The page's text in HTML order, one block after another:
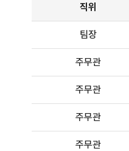
직위
팀장
주무관
주무관
주무관
주무관